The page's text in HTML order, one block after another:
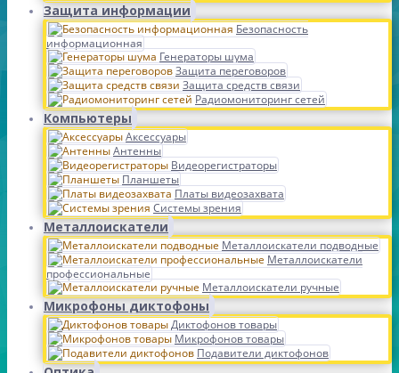
Защита информации
Безопасность
информационная
Генераторы шума
Защита переговоров
Защита средств связи
Радиомониторинг сетей
Компьютеры
Аксессуары
Антенны
Видеорегистраторы
Планшеты
Платы видеозахвата
Системы зрения
Металлоискатели
Металлоискатели подводные
Металлоискатели
профессиональные
Металлоискатели ручные
Микрофоны диктофоны
Диктофонов товары
Микрофонов товары
Подавители диктофонов